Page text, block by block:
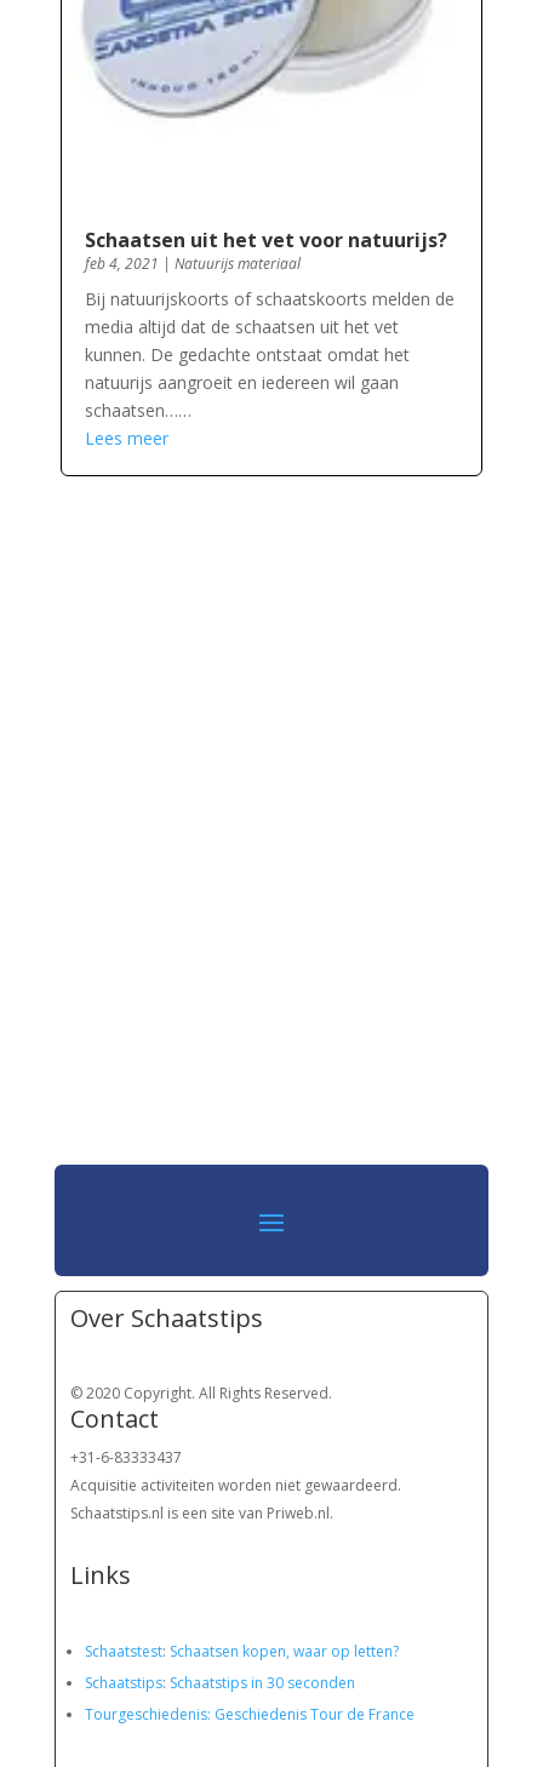
Schaatsen uit het vet voor natuurijs?
feb 4, 2021 | Natuurijs materiaal
Bij natuurijskoorts of schaatskoorts melden de
media altijd dat de schaatsen uit het vet
kunnen. De gedachte ontstaat omdat het
natuurijs aangroeit en iedereen wil gaan
schaatsen……
Lees meer
Over Schaatstips
© 2020 Copyright. All Rights Reserved.
Contact
+31-6-83333437
Acquisitie activiteiten worden niet gewaardeerd.
Schaatstips.nl is een site van Priweb.nl.
Links
Schaatstest: Schaatsen kopen, waar op letten?
Schaatstips: Schaatstips in 30 seconden
Tourgeschiedenis: Geschiedenis Tour de France